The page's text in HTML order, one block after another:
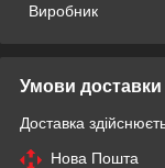
Виробник
Умови доставки
Доставка
Нова Пошта